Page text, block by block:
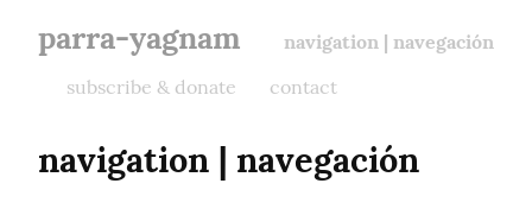
parra-yagnam
navigation | navegación
subscribe & donate
contact
navigation | navegación